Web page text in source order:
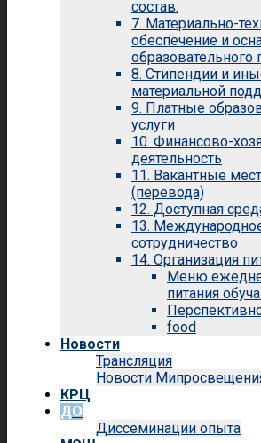
состав.
7. Материально-
обеспечение и
образовательного
8. Стипендии и
материальной
9. Платные
услуги
10. Финансово-
деятельность
11. Вакантные
(перевода)
12. Доступная
13.
сотрудничество
14. Организация
Меню
питания
food
Новости
Трансляция
Новости
КРЦ
ДО
Диссеминации опыта